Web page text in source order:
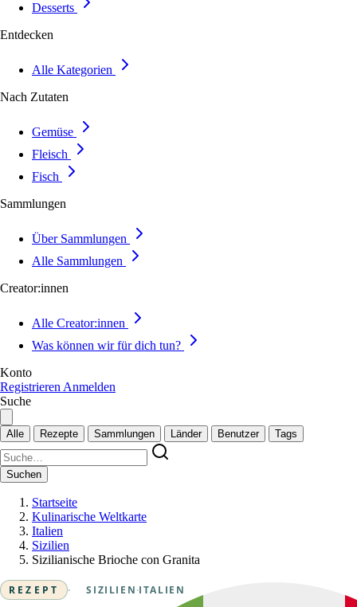
Desserts
Entdecken
Alle Kategorien
Nach Zutaten
Gemüse
Fleisch
Fisch
Sammlungen
Über Sammlungen
Alle Sammlungen
Creator:innen
Alle Creator:innen
Was können wir für dich tun?
Konto
Registrieren Anmelden
Suche
Alle Rezepte Sammlungen Länder Benutzer Tags
Suchen
Startseite
Kulinarische Weltkarte
Italien
Sizilien
Sizilianische Brioche con Granita
REZEPT · SIZILIEN ·ITALIEN